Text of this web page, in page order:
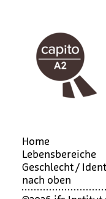
Home
Lebensbereiche
Geschlecht /
nach oben